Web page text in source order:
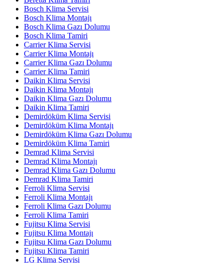
Bosch Klima Servisi
Bosch Klima Montajı
Bosch Klima Gazı Dolumu
Bosch Klima Tamiri
Carrier Klima Servisi
Carrier Klima Montajı
Carrier Klima Gazı Dolumu
Carrier Klima Tamiri
Daikin Klima Servisi
Daikin Klima Montajı
Daikin Klima Gazı Dolumu
Daikin Klima Tamiri
Demirdöküm Klima Servisi
Demirdöküm Klima Montajı
Demirdöküm Klima Gazı Dolumu
Demirdöküm Klima Tamiri
Demrad Klima Servisi
Demrad Klima Montajı
Demrad Klima Gazı Dolumu
Demrad Klima Tamiri
Ferroli Klima Servisi
Ferroli Klima Montajı
Ferroli Klima Gazı Dolumu
Ferroli Klima Tamiri
Fujitsu Klima Servisi
Fujitsu Klima Montajı
Fujitsu Klima Gazı Dolumu
Fujitsu Klima Tamiri
LG Klima Servisi